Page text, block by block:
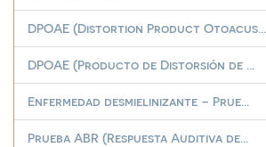
DPOAE (Distortion Product Otoacus...
DPOAE (Producto de Distorsión de ...
Enfermedad desmielinizante – Prue...
Prueba ABR (Respuesta Auditiva de...